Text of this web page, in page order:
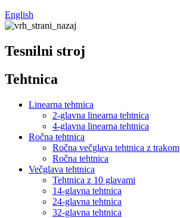
English
Tesnilni stroj
Tehtnica
Linearna tehtnica
2-glavna linearna tehtnica
4-glavna linearna tehtnica
Ročna tehtnica
Ročna večglava tehtnica z trakom
Ročna tehtnica
Večglava tehtnica
Tehtnica z 10 glavami
14-glavna tehtnica
24-glavna tehtnica
32-glavna tehtnica